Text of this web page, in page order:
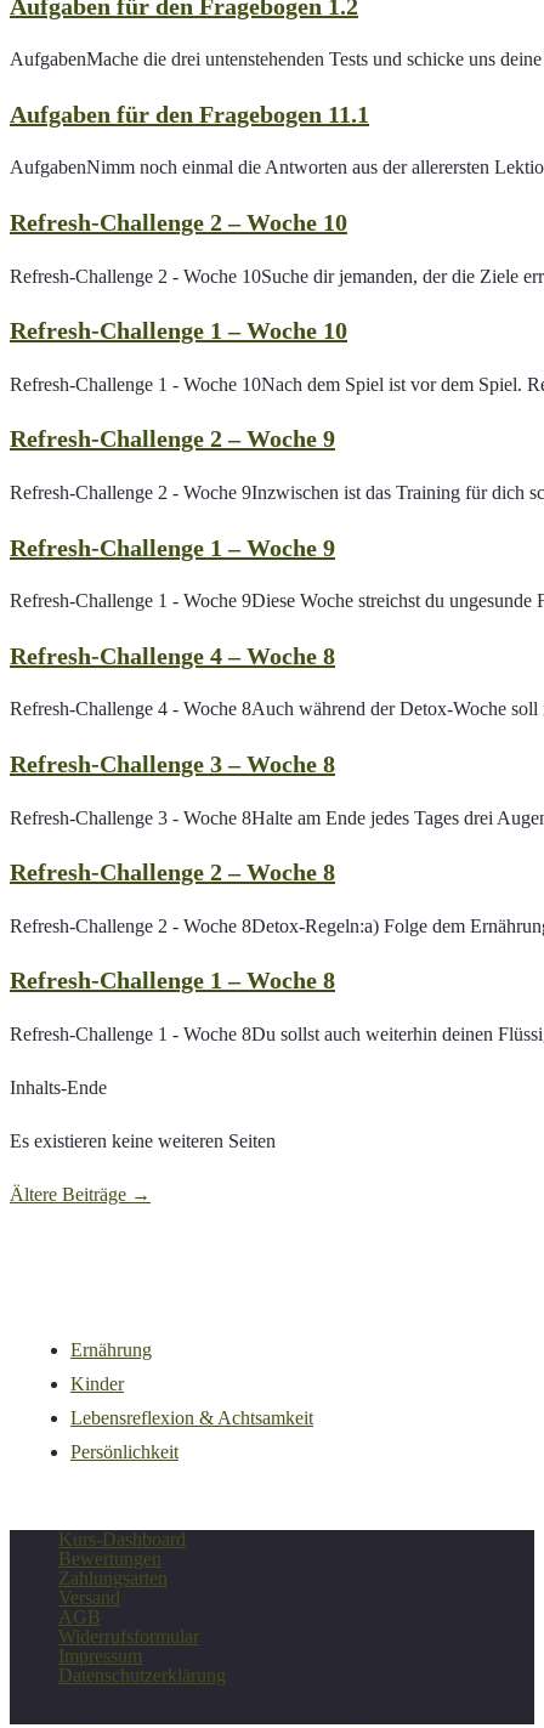
durchsuchen
Aufgaben für den Fragebogen 1.2
AufgabenMache die drei untenstehenden Tests und schicke uns
Aufgaben für den Fragebogen 11.1
AufgabenNimm noch einmal die Antworten aus der allerersten
Refresh-Challenge 2 – Woche 10
Refresh-Challenge 2 - Woche 10Suche dir jemanden, der die Ziele
Refresh-Challenge 1 – Woche 10
Refresh-Challenge 1 - Woche 10Nach dem Spiel ist vor dem Spiel.
Refresh-Challenge 2 – Woche 9
Refresh-Challenge 2 - Woche 9Inzwischen ist das Training für dich
Refresh-Challenge 1 – Woche 9
Refresh-Challenge 1 - Woche 9Diese Woche streichst du
Refresh-Challenge 4 – Woche 8
Refresh-Challenge 4 - Woche 8Auch während der Detox-Woche
Refresh-Challenge 3 – Woche 8
Refresh-Challenge 3 - Woche 8Halte am Ende jedes Tages drei
Refresh-Challenge 2 – Woche 8
Refresh-Challenge 2 - Woche 8Detox-Regeln:a) Folge dem
Refresh-Challenge 1 – Woche 8
Refresh-Challenge 1 - Woche 8Du sollst auch weiterhin deinen
Inhalts-Ende
Es existieren keine weiteren Seiten
Ältere Beiträge →
Ernährung
Kinder
Lebensreflexion & Achtsamkeit
Persönlichkeit
Kurs-Dashboard
Bewertungen
Zahlungsarten
Versand
AGB
Widerrufsformular
Impressum
Datenschutzerklärung